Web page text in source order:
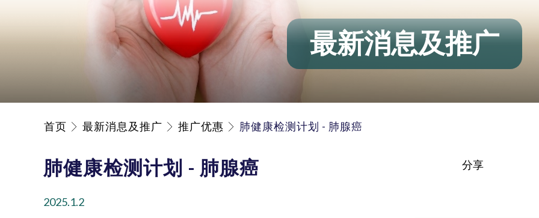
最新消息及推广
首页 最新消息及推广 推广优惠 肺健康检测计划 - 肺腺癌
肺健康检测计划 - 肺腺癌
2025.1.2
分享